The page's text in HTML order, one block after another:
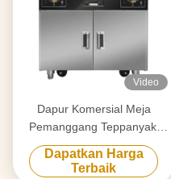
Video
Dapur Komersial Meja
Pemanggang Teppanyaki
Seluler Multifungsi dengan
Tungku Ganda
Dapatkan Harga
Terbaik